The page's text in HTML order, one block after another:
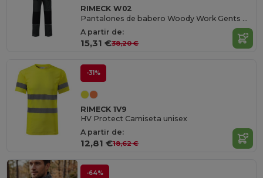
RIMECK W02
Pantalones de babero Woody Work Gents Gents
A partir de:
15,31 €38,20 €
-31%
RIMECK 1V9
HV Protect Camiseta unisex
A partir de:
12,81 €18,62 €
-64%